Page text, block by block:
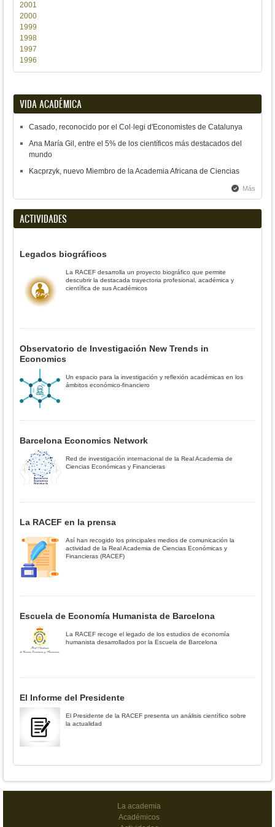
2001
2000
1999
1998
1997
1996
VIDA ACADÉMICA
Casado, reconocido por el Col·legi d'Economistes de Catalunya
Ana María Gil, entre el 5% de los científicos más destacados del
mundo
Kacprzyk, nuevo Miembro de la Academia Africana de Ciencias
Más
ACTIVIDADES
Legados biográficos
La RACEF desarrolla un proyecto biográfico que permite
descubrir la destacada trayectoria profesional, académica y
científica de sus Académicos
Observatorio de Investigación New Trends in
Economics
Un espacio para la investigación y reflexión académicas en los
ámbitos económico-financiero
Barcelona Economics Network
Red de investigación internacional de la Real Academia de
Ciencias Económicas y Financieras
La RACEF en la prensa
Así han recogido los principales medios de comunicación la
actividad de la Real Academia de Ciencias Económicas y
Financieras (RACEF)
Escuela de Economía Humanista de Barcelona
La RACEF recoge el legado de los estudios de economía
humanista desarrollados por la Escuela de Barcelona
El Informe del Presidente
El Presidente de la RACEF presenta un análisis científico sobre
la actualidad
La academia
Académicos